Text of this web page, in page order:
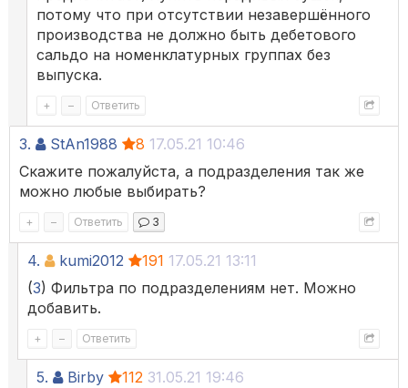
потому что при отсутствии незавершённого
производства не должно быть дебетового
сальдо на номенклатурных группах без
выпуска.
+ – Ответить
3. StAn1988 8 17.05.21 10:46
Скажите пожалуйста, а подразделения так же
можно любые выбирать?
+ – Ответить 3
4. kumi2012 191 17.05.21 13:11
(3) Фильтра по подразделениям нет. Можно
добавить.
+ – Ответить
5. Birby 112 31.05.21 19:46